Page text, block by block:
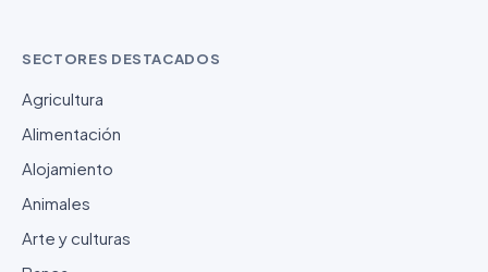
SECTORES DESTACADOS
Agricultura
Alimentación
Alojamiento
Animales
Arte y culturas